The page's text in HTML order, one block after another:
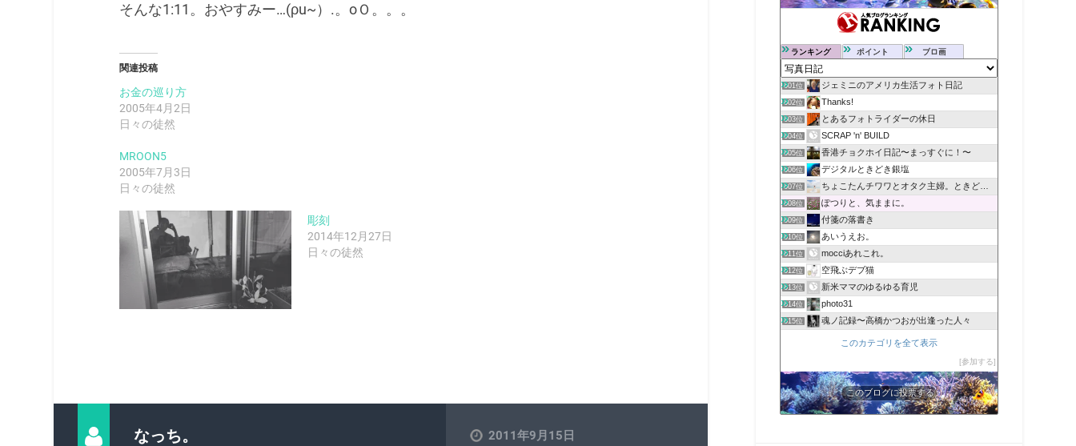
そんな1:11。おやすみー…(ρu~）.。oＯ。。。
関連投稿
お金の巡り方
2005年4月2日
日々の徒然
MROON5
2005年7月3日
日々の徒然
彫刻
2014年12月27日
日々の徒然
なっち。
2011年9月15日
ランキング ポイント ブロ画
601位 ジェミニのアメリカ生活フォト日記
602位 Thanks!
603位 とあるフォトライダーの休日
604位 SCRAP 'n' BUILD
605位 香港チョクホイ日記〜まっすぐに！〜
606位 デジタルときどき銀塩
607位 ちょこたんチワワとオタク主婦。ときどきネイル
608位 ぽつりと、気ままに。
609位 付箋の落書き
610位 あいうえお。
611位 mocciあれこれ。
612位 空飛ぶデブ猫
613位 新米ママのゆるゆる育児
614位 photo31
615位 魂ノ記録〜高橋かつおが出逢った人々
このカテゴリを全て表示
参加する
このブログに投票する